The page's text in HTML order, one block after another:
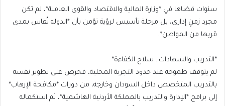
سنوات قضاها في *وزارة المالية والاقتصاد والقوى العاملة*، لم تكن
مجرد زمنٍ إداري، بل مرحلة تأسيس لرؤية تؤمن بأن *الدولة تُقاس بمدى
قربها من المواطن*.
*التدريب والشهادات.. سلاح الكفاءة*
لم يتوقف طموحه عند حدود التجربة المحلية، فحرص على تطوير نفسه
بالتدريب المتخصص داخل السودان وخارجه، من دورات *مكافحة الإرهاب*
إلى برامج *الإدارة والتدريب بالمملكة الأردنية الهاشمية*، ثم استكماله